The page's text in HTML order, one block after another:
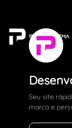
Seu site
marca e